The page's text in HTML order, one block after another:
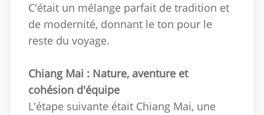
C'était un mélange parfait de tradition et
de modernité, donnant le ton pour le
reste du voyage.
Chiang Mai : Nature, aventure et
cohésion d'équipe
L'étape suivante était Chiang Mai, une